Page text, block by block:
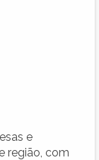
e
e região, com